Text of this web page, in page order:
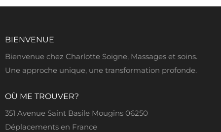
BIENVENUE
Bienvenue chez Charlotte Soigne, Massages et soins.
Une approche unique, une transformation profonde.
OÙ ME TROUVER?
351 Avenue Saint Basile Mougins 06250
Déplacements en France